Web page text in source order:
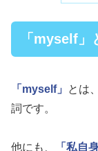
「myself」
「myself」 とは、
詞です。
他にも、 「私自